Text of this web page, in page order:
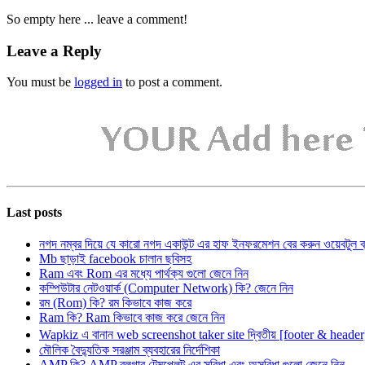
So empty here ... leave a comment!
Leave a Reply
You must be logged in to post a comment.
Last posts
নগদ নম্বর দিয়ে যে কারো নগদ একাউন্ট এর হাফ ইনফরমেশন বের করুন ওয়েবটুল
Mb ছাড়াই facebook চালান ছবিসহ
Ram এবং Rom এর মধ্যে পার্থক্য গুলো জেনে নিন
কম্পিউটার নেটওয়ার্ক (Computer Network) কি? জেনে নিন
রম (Rom) কি? রম কিভাবে কাজ করে
Ram কি? Ram কিভাবে কাজ করে জেনে নিন
Wapkiz এ বানান web screenshot taker site দ্বিতীয় [footer &
মৌলিক বৈদ্যুতিক সরঞ্জাম ব্যবহারের নির্দেশিকা